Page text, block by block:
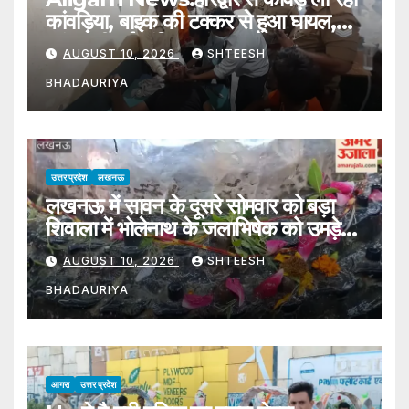
कांवड़िया, बाइक की टक्कर से हुआ घायल,
कांवड़ भी हुई खंडित – Kanwariya
Injured In Bike Collision
AUGUST 10, 2026 SHTEESH
BHADAURIYA
उत्तर प्रदेश लखनऊ
लखनऊ में सावन के दूसरे सोमवार को बड़ा
शिवाला में भोलेनाथ के जलाभिषेक को उमड़े
श्रद्धालु
AUGUST 10, 2026 SHTEESH
BHADAURIYA
आगरा उत्तर प्रदेश